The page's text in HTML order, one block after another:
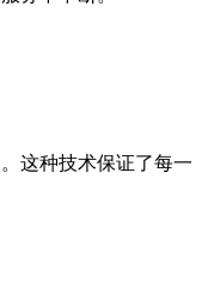
这种技术保证了每一